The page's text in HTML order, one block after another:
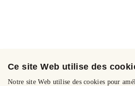
Ce site Web utilise des
Notre site Web utilise des cookies pour